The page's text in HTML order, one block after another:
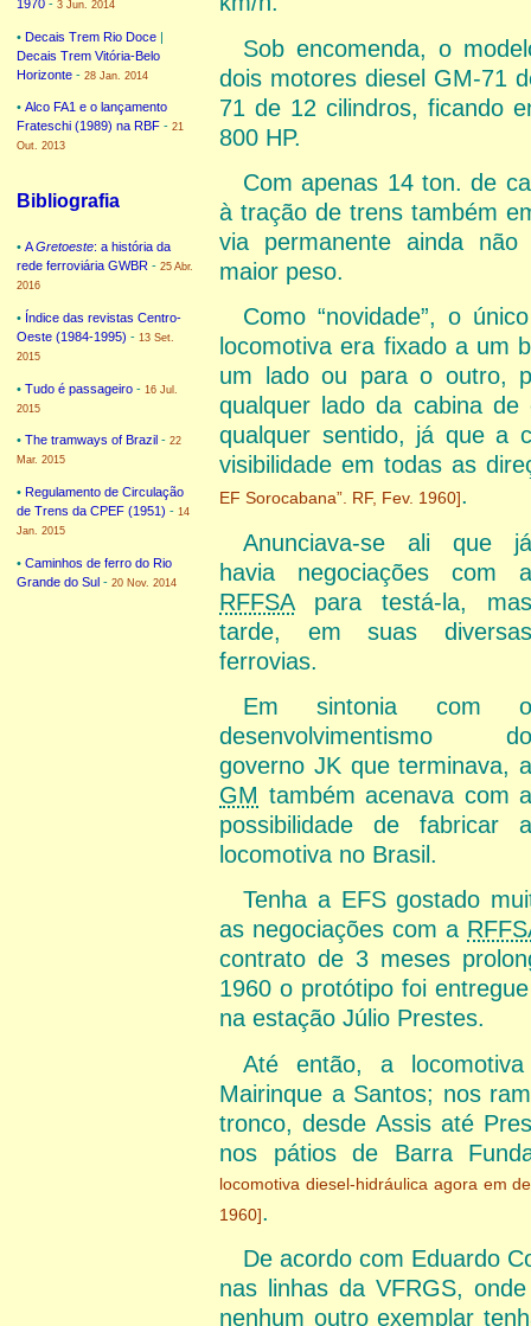
1970 - 3 Jun. 2014
• Decais Trem Rio Doce |
Decais Trem Vitória-Belo
Horizonte - 28 Jan. 2014
• Alco FA1 e o lançamento
Frateschi (1989) na RBF - 21
Out. 2013
Bibliografia
• AGretoeste: a história da
rede ferroviária GWBR - 25 Abr.
2016
• Índice das revistas Centro-
Oeste (1984-1995) - 13 Set.
2015
• Tudo é passageiro - 16 Jul.
2015
• The tramways of Brazil - 22
Mar. 2015
• Regulamento de Circulação
de Trens da CPEF (1951) - 14
Jan. 2015
• Caminhos de ferro do Rio
Grande do Sul - 20 Nov. 2014
Sob encomenda, o
dois motores diesel GM-71
71 de 12 cilindros, ficando
800 HP.
Com apenas 14 ton. de
à tração de trens também
via permanente ainda
maior peso.
Como “novidade”, o
locomotiva era fixado a um
um lado ou para o outro,
qualquer lado da cabina
qualquer sentido, já que a
visibilidade em todas as
EF Sorocabana”. RF, Fev. 1960].
Anunciava-se ali que já
havia negociações com a
RFFSApara testá-la, mas
tarde, em suas diversas
ferrovias.
Em sintonia com o
desenvolvimentismo do
governo JK que terminava, a
GM também acenava com a
possibilidade de fabricar a
locomotiva no Brasil.
Tenha a EFS gostado
as negociações com a
contrato de 3 meses
1960 o protótipo foi
na estação Júlio Prestes.
Até então, a
Mairinque a Santos; nos
tronco, desde Assis até
nos pátios de Barra
locomotiva diesel-hidráulica agora em
1960].
De acordo com Eduardo
nas linhas da VFRGS,
nenhum outro exemplar